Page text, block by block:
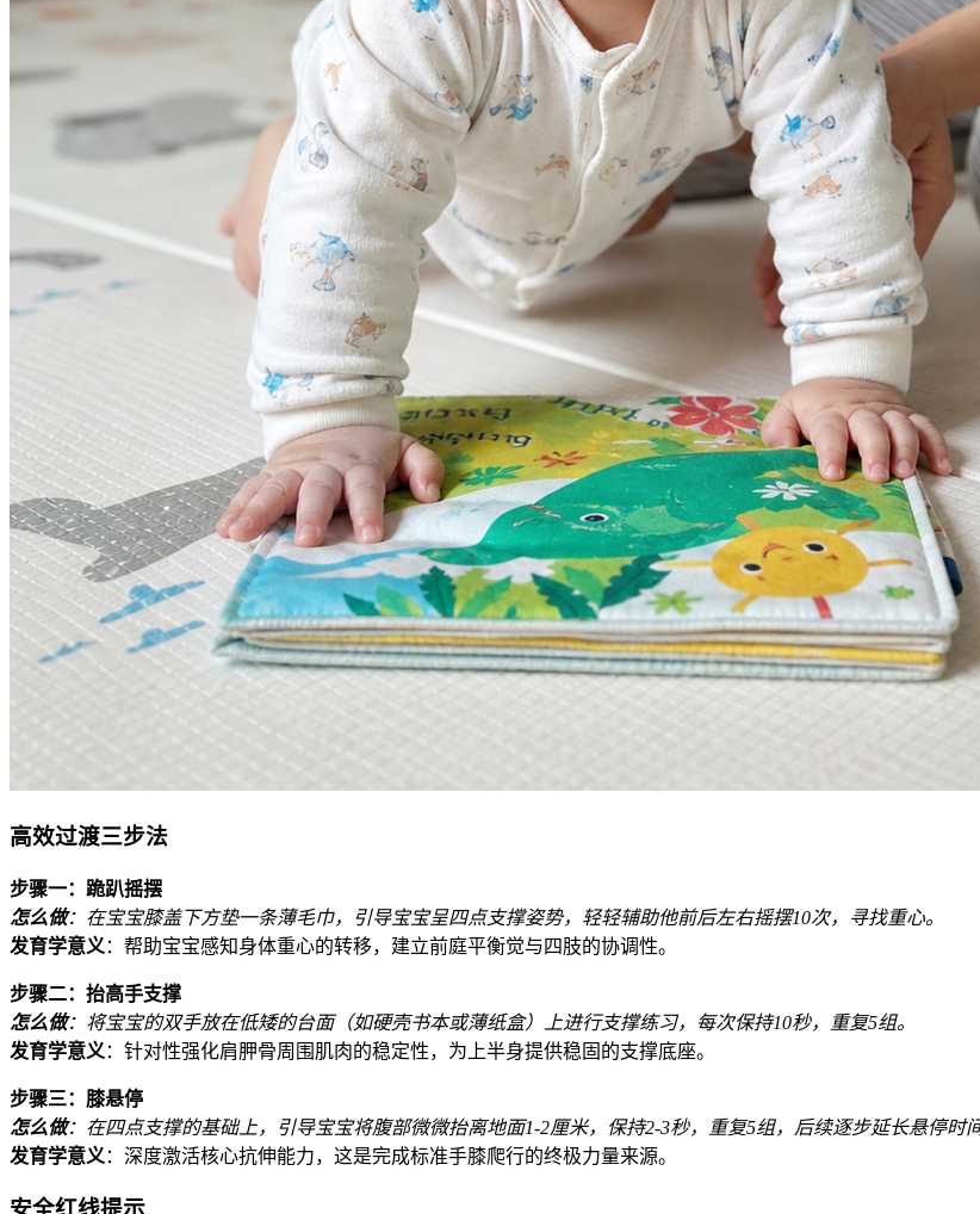
高效过渡三步法
步骤一：跪趴摇摆
怎么做：在宝宝膝盖下方垫一条薄毛巾，引导宝宝呈四点支撑姿势，轻轻辅助他前后左右摇摆10次，寻找重心。
发育学意义 ：帮助宝宝感知身体重心的转移，建立前庭平衡觉与四肢的协调性。
步骤二：抬高手支撑
怎么做：将宝宝的双手放在低矮的台面（如硬壳书本或薄纸盒）上进行支撑练习，每次保持10秒，重复5组。
发育学意义 ：针对性强化肩胛骨周围肌肉的稳定性，为上半身提供稳固的支撑底座。
步骤三：膝悬停
怎么做：在四点支撑的基础上，引导宝宝将腹部微微抬离地面1-2厘米，保持2-3秒，重复5组，后续逐步延长悬停时间
发育学意义 ：深度激活核心抗伸能力，这是完成标准手膝爬行的终极力量来源。